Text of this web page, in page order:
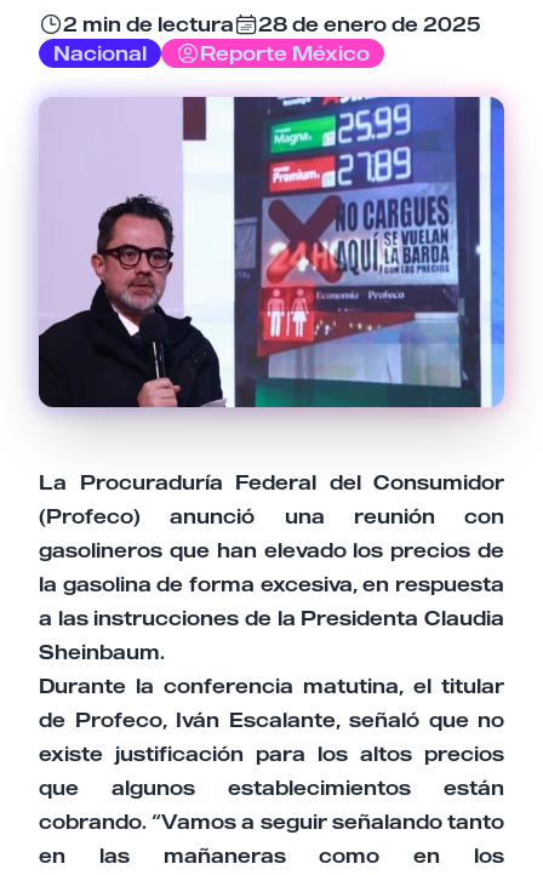
2 min de lectura
28 de enero de 2025
Nacional
Reporte México
La Procuraduría Federal del Consumidor
(Profeco) anunció una reunión con
gasolineros que han elevado los precios de
la gasolina de forma excesiva, en respuesta
a las instrucciones de la Presidenta Claudia
Sheinbaum.
Durante la conferencia matutina, el titular
de Profeco, Iván Escalante, señaló que no
existe justificación para los altos precios
que algunos establecimientos están
cobrando. “Vamos a seguir señalando tanto
en las mañaneras como en los
Email
Tu comentario
Cancelar Enviar comentario